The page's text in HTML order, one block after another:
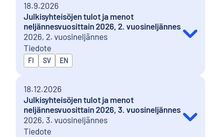
18.9.2026
Julkisyhteisöjen tulot ja menot
neljännesvuosittain 2026, 2. vuosineljännes
2026, 2. vuosineljännes
Tiedote
Julkaistaan kielillä
FI SV EN
18.12.2026
Julkisyhteisöjen tulot ja menot
neljännesvuosittain 2026, 3. vuosineljännes
2026, 3. vuosineljännes
Tiedote